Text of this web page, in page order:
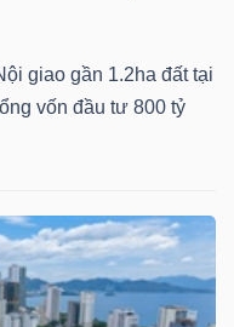
giao gần 1.2ha đất tại
vốn đầu tư 800 tỷ